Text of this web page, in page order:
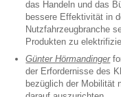
das Handeln und das
bessere Effektivität in
Nutzfahrzeugbranche
Produkten zu
Günter Hörmandinger
der Erfordernisse des
bezüglich der Mobilität